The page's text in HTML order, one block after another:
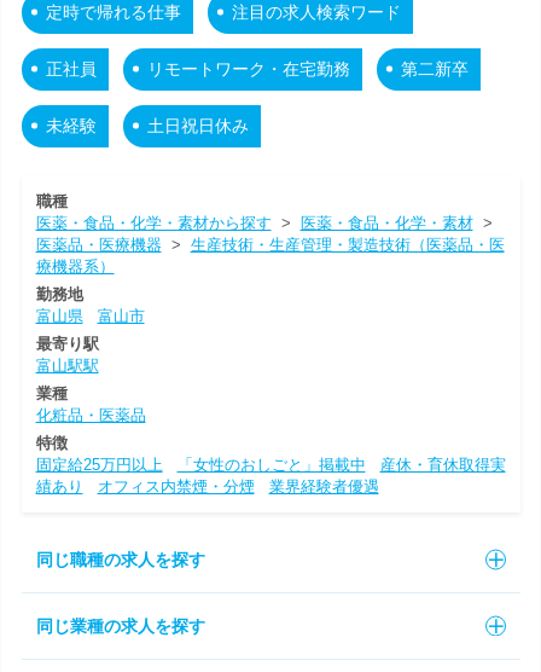
定時で帰れる仕事 注目の求人検索ワード
正社員 リモートワーク・在宅勤務 第二新卒
未経験 土日祝日休み
職種
医薬・食品・化学・素材から探す > 医薬・食品・化学・素材>
医薬品・医療機器> 生産技術・生産管理・製造技術（医薬品・医
療機器系）
勤務地
富山県
富山市
最寄り駅
富山駅駅
業種
化粧品・医薬品
特徴
固定給25万円以上
「女性のおしごと」掲載中
産休・育休取得実
績あり
オフィス内禁煙・分煙 業界経験者優遇
同じ職種の求人を探す
同じ業種の求人を探す